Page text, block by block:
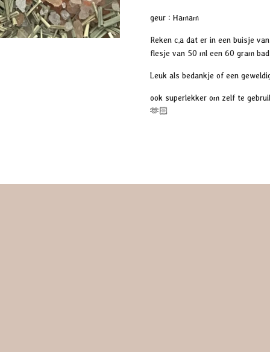
geur : Hamam
Reken c.a dat er in een buisje
flesje van 50 ml een 60 gram
Leuk als bedankje of een
ook superlekker om zelf te
🫶🏻